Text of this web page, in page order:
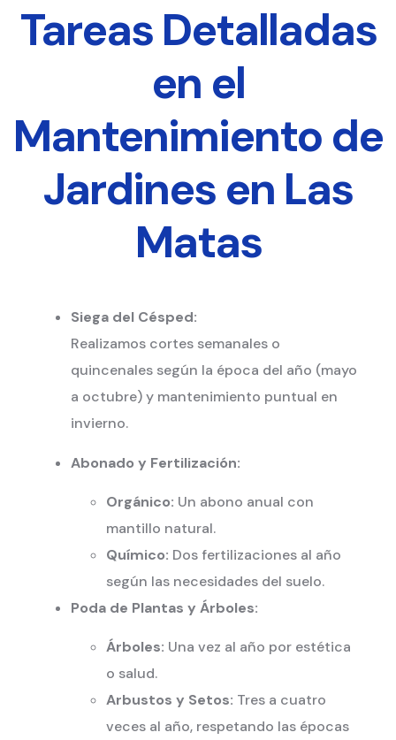
Tareas Detalladas
en el
Mantenimiento de
Jardines en Las
Matas
Siega del Césped:
Realizamos cortes semanales o
quincenales según la época del año (mayo
a octubre) y mantenimiento puntual en
invierno.
Abonado y Fertilización:
Orgánico: Un abono anual con
mantillo natural.
Químico: Dos fertilizaciones al año
según las necesidades del suelo.
Poda de Plantas y Árboles:
Árboles: Una vez al año por estética
o salud.
Arbustos y Setos: Tres a cuatro
veces al año, respetando las épocas